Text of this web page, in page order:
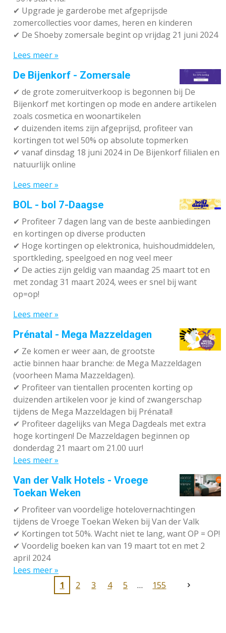
✔ Upgrade je garderobe met afgeprijsde
zomercollecties voor dames, heren en kinderen
✔ De Shoeby zomersale begint op vrijdag 21 juni 2024
Lees meer »
De Bijenkorf - Zomersale
✔ de grote zomeruitverkoop is begonnen bij De
Bijenkorf met kortingen op mode en andere artikelen
zoals cosmetica en woonartikelen
✔ duizenden items zijn afgeprijsd, profiteer van
kortingen tot wel 50% op absolute topmerken
✔ vanaf dinsdag 18 juni 2024 in De Bijenkorf filialen en
natuurlijk online
Lees meer »
BOL - bol 7-Daagse
✔ Profiteer 7 dagen lang van de beste aanbiedingen
en kortingen op diverse producten
✔ Hoge kortingen op elektronica, huishoudmiddelen,
sportkleding, speelgoed en nog veel meer
✔ De acties zijn geldig van maandag 25 maart tot en
met zondag 31 maart 2024, wees er snel bij want
op=op!
Lees meer »
Prénatal - Mega Mazzeldagen
✔ Ze komen er weer aan, de grootste
actie binnen haar branche: de Mega Mazzeldagen
(voorheen Mama Mazzeldagen).
✔ Profiteer van tientallen procenten korting op
duizenden artikelen voor je kind of zwangerschap
tijdens de Mega Mazzeldagen bij Prénatal!
✔ Profiteer dagelijks van Mega Dagdeals met extra
hoge kortingen! De Mazzeldagen beginnen op
donderdag 21 maart om 21.00 uur!
Lees meer »
Van der Valk Hotels - Vroege
Toekan Weken
✔ Profiteer van voordelige hotelovernachtingen
tijdens de Vroege Toekan Weken bij Van der Valk
✔ Kortingen tot 50%. Wacht niet te lang, want OP = OP!
✔ Voordelig boeken kan van 19 maart tot en met 2
april 2024
Lees meer »
1
2 3 4 5 155